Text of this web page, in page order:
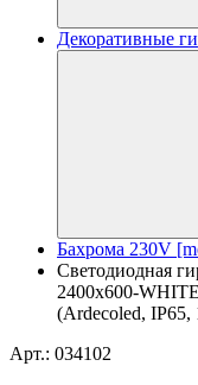
Декоративные
Бахрома 230V
Светодиодная
2400x600-
(Ardecoled, IP65,
Арт.: 034102